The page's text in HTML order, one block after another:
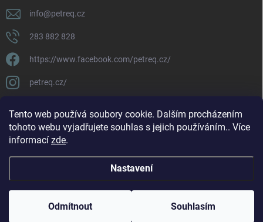
Tento web používá soubory cookie. Dalším procházením
tohoto webu vyjadřujete souhlas s jejich používáním.. Více
informací zde.
Nastavení
Odmítnout Souhlasím
info@petreq.cz
283 882 828
https://www.facebook.com/petreq.cz/
petreq.cz/
Vytvořil Shoptet
Copyright 2026 . Všechna práva vyhrazena.